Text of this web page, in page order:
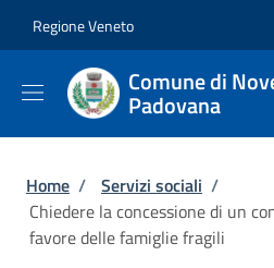
Regione Veneto
Comune di
Padovana
Briciole di pane
Home / Servizi sociali /
Chiedere la concessione di un
favore delle famiglie fragili